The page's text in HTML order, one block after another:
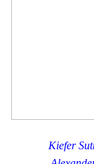
Kiefer